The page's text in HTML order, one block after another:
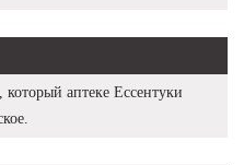
аптеке Ессентуки